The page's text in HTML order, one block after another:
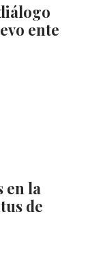
ente
en la
de